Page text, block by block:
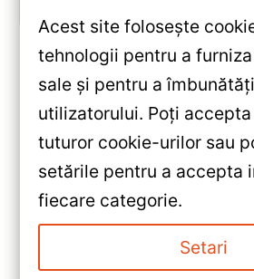
«Navigație Auto
pentru Opel Astra J
– 4+64GB, Ecran 9″
Android 10, Procesor
Bluetooth 5.1 și DSP
Navigație Auto MOSS
Antara 2006-2017 –
4+64GB,
Acest site folosește
tehnologii pentru a
sale și pentru a
utilizatorului. Poți
tuturor cookie-urilor sau
setările pentru a accepta
fiecare categorie.
Setari